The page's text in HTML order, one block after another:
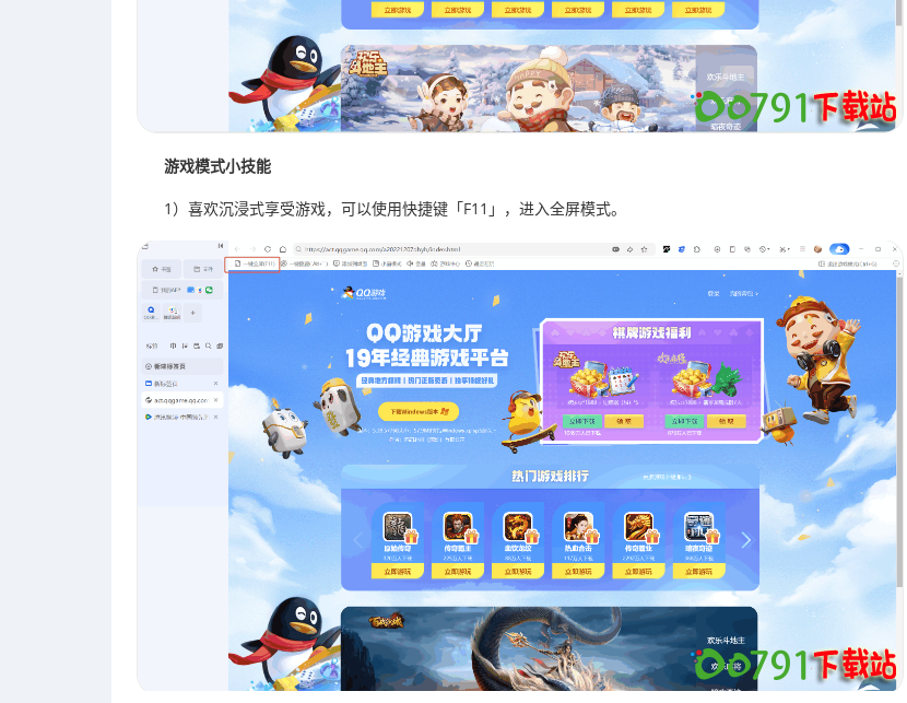
游戏模式小技能
1）喜欢沉浸式享受游戏，可以使用快捷键「F11」，进入全屏模式。